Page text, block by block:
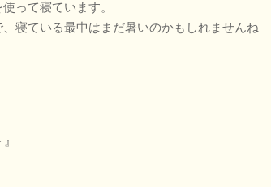
って寝ています。
寝ている最中はまだ暑いのかもしれませんね